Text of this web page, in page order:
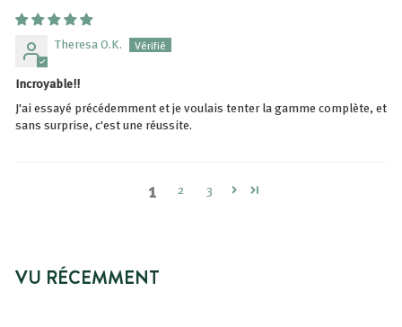
Theresa O.K.
Incroyable!!
J'ai essayé précédemment et je voulais tenter la gamme complète, et
sans surprise, c'est une réussite.
1 2 3
VU RÉCEMMENT